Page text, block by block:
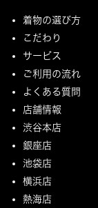
着物の選び方
こだわり
サービス
ご利用の流れ
よくある質問
店舗情報
渋谷本店
銀座店
池袋店
横浜店
熱海店